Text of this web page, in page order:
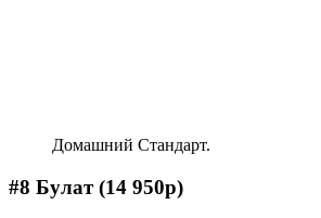
Домашний Стандарт.
#8 Булат (14 950р)